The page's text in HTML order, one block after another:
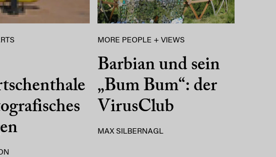
MORE PEOPLE + VIEWS
Barbian und sein
„Bum Bum“: der
VirusClub
MAX SILBERNAGL